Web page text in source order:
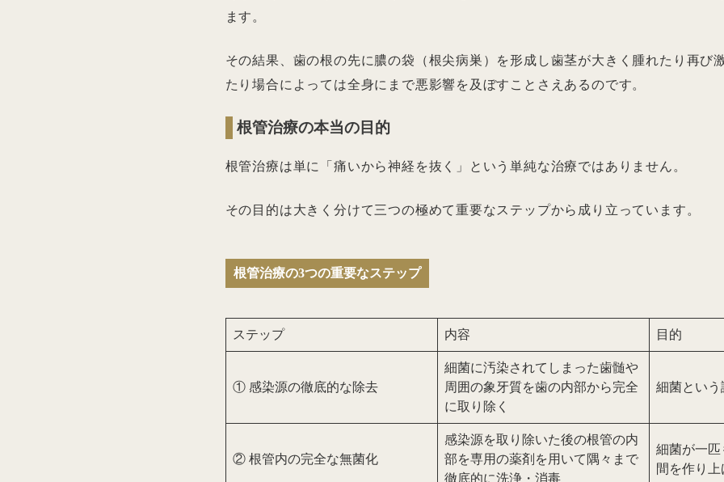
ます。
その結果、歯の根の先に膿の袋（根尖病巣）を形成し歯茎が大きく腫れたり再び
たり場合によっては全身にまで悪影響を及ぼすことさえあるのです。
根管治療の本当の目的
根管治療は単に「痛いから神経を抜く」という単純な治療ではありません。
その目的は大きく分けて三つの極めて重要なステップから成り立っています。
根管治療の3つの重要なステップ
ステップ 内容 目的
① 感染源の徹底的な除去
細菌に汚染されてしまった歯髄や
周囲の象牙質を歯の内部から完全
に取り除く
細菌という
② 根管内の完全な無菌化
感染源を取り除いた後の根管の内
部を専用の薬剤を用いて隅々まで
徹底的に洗浄・消毒
細菌が一
間を作り上